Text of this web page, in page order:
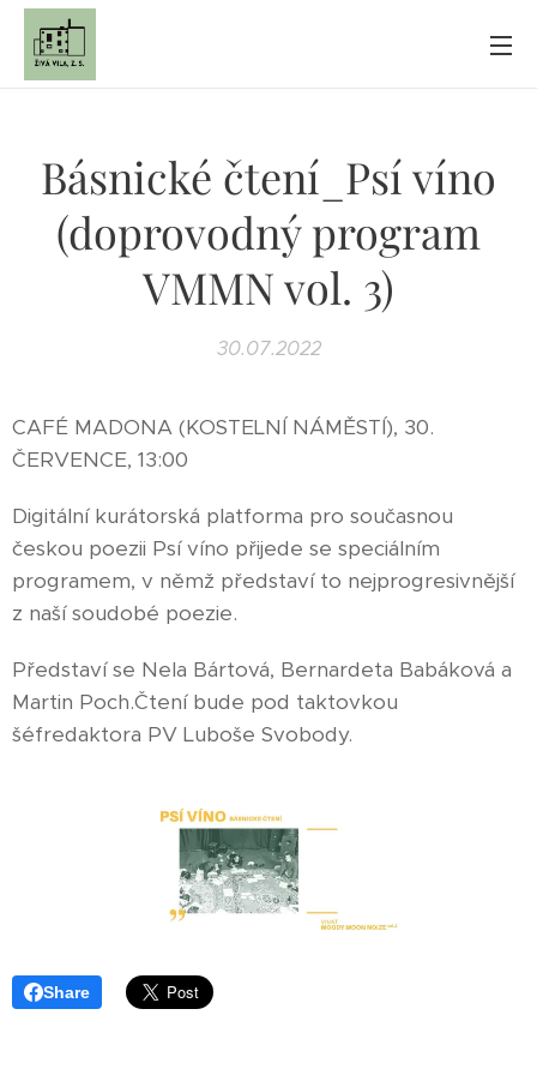
Básnické čtení_Psí víno
(doprovodný program
VMMN vol. 3)
30.07.2022
CAFÉ MADONA (KOSTELNÍ NÁMĚSTÍ), 30.
ČERVENCE, 13:00
Digitální kurátorská platforma pro současnou
českou poezii Psí víno přijede se speciálním
programem, v němž představí to nejprogresivnější
z naší soudobé poezie.
Představí se Nela Bártová, Bernardeta Babáková a
Martin Poch.Čtení bude pod taktovkou
šéfredaktora PV Luboše Svobody.
Share